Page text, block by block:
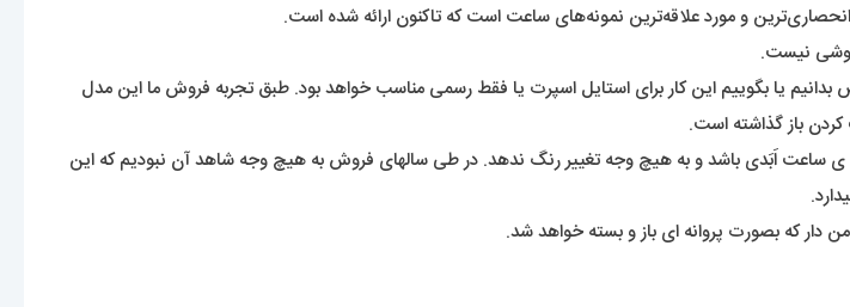
و مورد علاقه‌ترین نمونه‌های ساعت است که تاکنون ارائه شده است.
نیست.
یا بگوییم این کار برای استایل اسپرت یا فقط رسمی مناسب خواهد بود. طبق تجربه فروش ما این مدل
باز گذاشته است.
ساعت اَبَدی باشد و به هیچ وجه تغییر رنگ ندهد. در طی سالهای فروش به هیچ وجه شاهد آن نبودیم که این
که بصورت پروانه ای باز و بسته خواهد شد.